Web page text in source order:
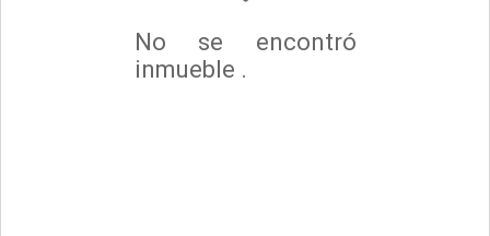
No se encontró
inmueble .